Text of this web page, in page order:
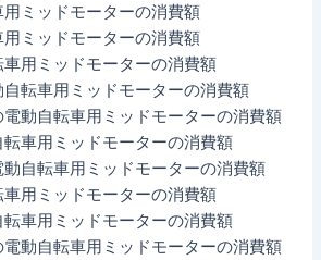
用ミッドモーターの消費額
用ミッドモーターの消費額
車用ミッドモーターの消費額
自転車用ミッドモーターの消費額
電動自転車用ミッドモーターの消費額
転車用ミッドモーターの消費額
動自転車用ミッドモーターの消費額
車用ミッドモーターの消費額
転車用ミッドモーターの消費額
電動自転車用ミッドモーターの消費額